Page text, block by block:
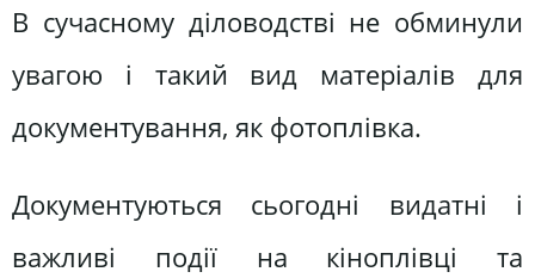
В сучасному діловодстві не обминули
увагою і такий вид матеріалів для
документування, як фотоплівка.
Документуються сьогодні видатні і
важливі події на кіноплівці та